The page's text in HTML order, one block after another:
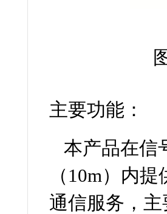
主要功能：
本产品在信
（10m）内
通信服务，